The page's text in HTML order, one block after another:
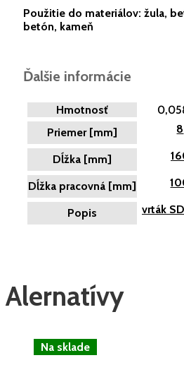
Použitie do materiálov: žula,
betón, kameň
Ďalšie informácie
Hmotnosť
Priemer [mm]
8
Dĺžka [mm]
Dĺžka pracovná [mm]
Popis vrták
Alernatívy